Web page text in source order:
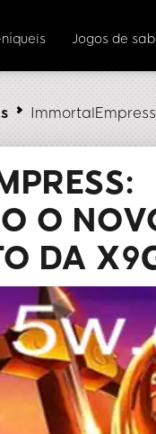
Jogos de
O
DA